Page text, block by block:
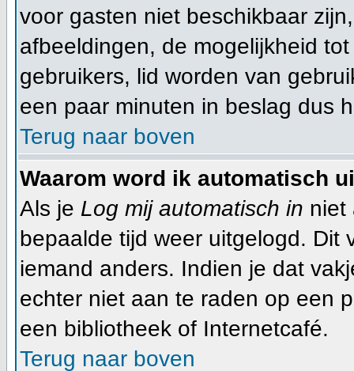
voor gasten niet beschikbaar
afbeeldingen, de mogelijkheid
gebruikers, lid worden van
een paar minuten in beslag dus
Terug naar boven
Waarom word ik automatisch
Als je Log mij automatisch in niet
bepaalde tijd weer uitgelogd. Dit
iemand anders. Indien je dat
echter niet aan te raden op een
een bibliotheek of Internetcafé.
Terug naar boven